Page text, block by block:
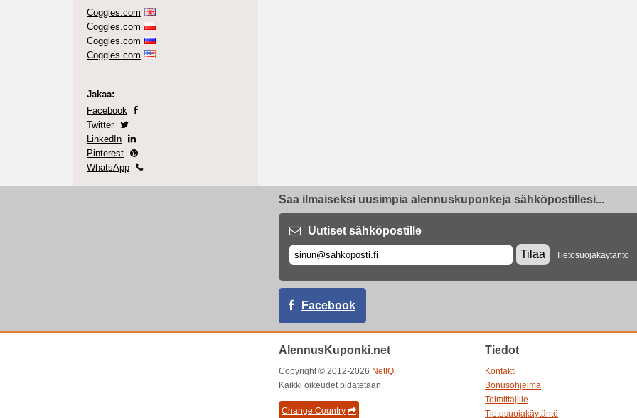
Coggles.com
Coggles.com
Coggles.com
Coggles.com
Jakaa:
Facebook
Twitter
LinkedIn
Pinterest
WhatsApp
Saa ilmaiseksi uusimpia alennuskuponkeja sähköpostillesi...
Uutiset sähköpostille
Tilaa
Tietosuojakäytäntö
Facebook
AlennusKuponki.net
Copyright © 2012-2026 NetIQ.
Kaikki oikeudet pidätetään.
Change Country
Tiedot
Kontakti
Bonusohjelma
Toimittajille
Tietosuojakäytäntö